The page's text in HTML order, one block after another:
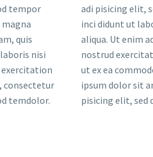
tempor
quis
nisi
exercitation
consectetur
temdolor.
adi pisicing elit,
inci didunt ut
aliqua. Ut enim
nostrud
ut ex ea
ipsum dolor sit
pisicing elit, sed